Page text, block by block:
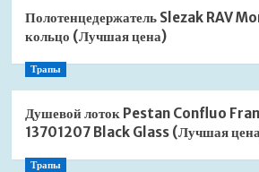
Полотенцедержатель Slezak RAV
кольцо (Лучшая цена)
Трапы
Душевой лоток Pestan Confluo
13701207 Black Glass (Лучшая
Трапы